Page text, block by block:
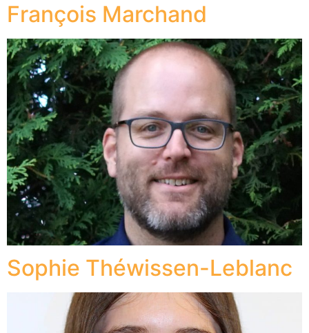
François Marchand
Sophie Théwissen-Leblanc